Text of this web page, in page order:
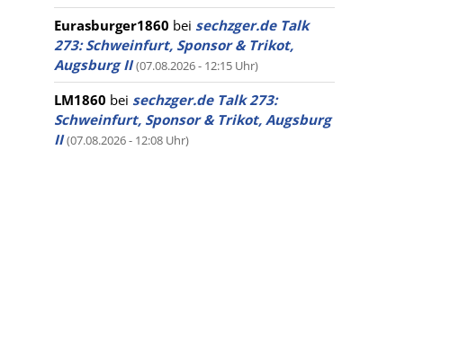
Eurasburger1860 bei sechzger.de Talk
273: Schweinfurt, Sponsor & Trikot,
Augsburg II (07.08.2026 - 12:15 Uhr)
LM1860 bei sechzger.de Talk 273:
Schweinfurt, Sponsor & Trikot, Augsburg
II (07.08.2026 - 12:08 Uhr)